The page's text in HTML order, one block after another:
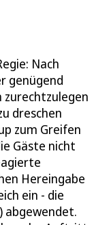
Nach
genügend
zurechtzulegen
dreschen
zum Greifen
Gäste nicht
Hereingabe
ein - die
abgewendet.